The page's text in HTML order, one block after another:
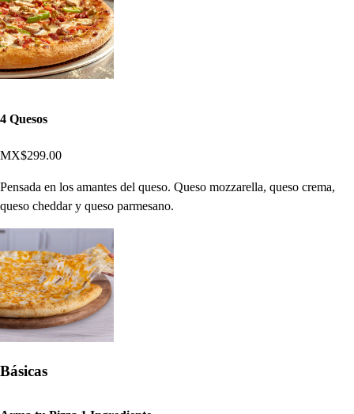
4 Quesos
MX$299.00
Pensada en los amantes del queso. Queso mozzarella, queso crema,
queso cheddar y queso parmesano.
Básicas